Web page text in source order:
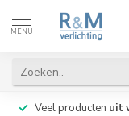
MENU
Veel producten uit